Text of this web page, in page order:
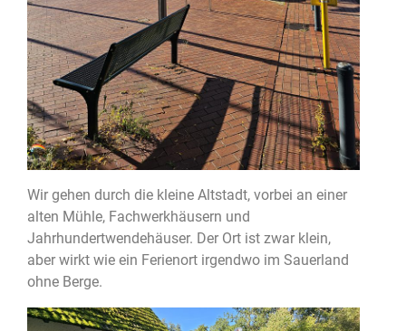
Wir gehen durch die kleine Altstadt, vorbei an einer
alten Mühle, Fachwerkhäusern und
Jahrhundertwendehäuser. Der Ort ist zwar klein,
aber wirkt wie ein Ferienort irgendwo im Sauerland
ohne Berge.